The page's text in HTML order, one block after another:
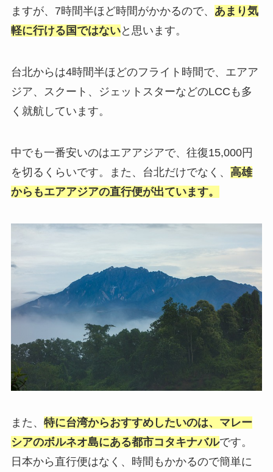
ますが、7時間半ほど時間がかかるので、 あまり気
軽に行ける国ではないと思います。
台北からは4時間半ほどのフライト時間で、エアア
ジア、スクート、ジェットスターなどのLCCも多
く就航しています。
中でも一番安いのはエアアジアで、往復15,000円
を切るくらいです。また、台北だけでなく、 高雄
からもエアアジアの直行便が出ています。
また、 特に台湾からおすすめしたいのは、マレー
シアのボルネオ島にある都市コタキナバルです。
日本から直行便はなく、時間もかかるので簡単に